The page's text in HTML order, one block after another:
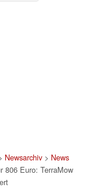
Newsarchiv> News
806 Euro: TerraMow